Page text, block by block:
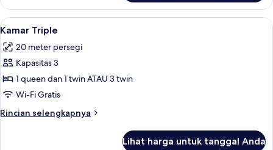
Kamar
Double
atau
Ekonomi
Lihat
semua
foto
untuk
Kamar
Triple
Kamar Triple | Selimut bulu angsa,
4
Kamar Triple
20 meter persegi
Kapasitas 3
1 queen dan 1 twin ATAU 3 twin
Wi-Fi Gratis
Rincian selengkapnya
Rincian
Lihat harga untuk tanggal Anda